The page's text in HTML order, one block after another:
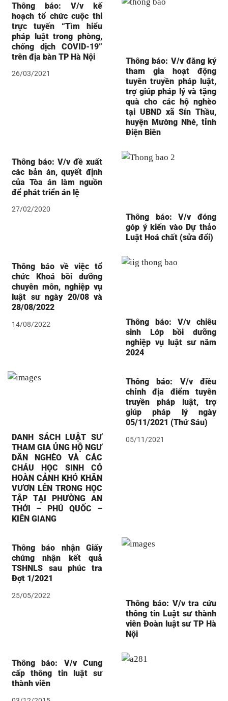
Thông báo: V/v kế
hoạch tổ chức cuộc thi
trực tuyến “Tìm hiểu
pháp luật trong phòng,
chống dịch COVID-19”
trên địa bàn TP Hà Nội
26/03/2021
Thông báo: V/v đăng ký
tham gia hoạt động
tuyên truyền pháp luật,
trợ giúp pháp lý và tặng
quà cho các hộ nghèo
tại UBND xã Sín Thầu,
huyện Mường Nhé, tỉnh
Điện Biên
Thông báo: V/v đề xuất
các bản án, quyết định
của Tòa án làm nguồn
để phát triển án lệ
27/02/2020
Thông báo: V/v đóng
góp ý kiến vào Dự thảo
Luật Hoá chất (sửa đổi)
Thông báo về việc tổ
chức Khoá bồi dưỡng
chuyên môn, nghiệp vụ
luật sư ngày 20/08 và
28/08/2022
14/08/2022
Thông báo: V/v chiêu
sinh Lớp bồi dưỡng
nghiệp vụ luật sư năm
2024
DANH SÁCH LUẬT SƯ
THAM GIA ỦNG HỘ NGƯ
DÂN NGHÈO VÀ CÁC
CHÁU HỌC SINH CÓ
HOÀN CẢNH KHÓ KHĂN
VƯƠN LÊN TRONG HỌC
TẬP TẠI PHƯỜNG AN
THỚI – PHÚ QUỐC –
KIÊN GIANG
Thông báo: V/v điều
chỉnh địa điểm tuyên
truyền pháp luật, trợ
giúp pháp lý ngày
05/11/2021 (Thứ Sáu)
05/11/2021
Thông báo nhận Giấy
chứng nhận kết quả
TSHNLS sau phúc tra
Đợt 1/2021
25/05/2022
Thông báo: V/v tra cứu
thông tin Luật sư thành
viên Đoàn luật sư TP Hà
Nội
Thông báo: V/v Cung
cấp thông tin luật sư
thành viên